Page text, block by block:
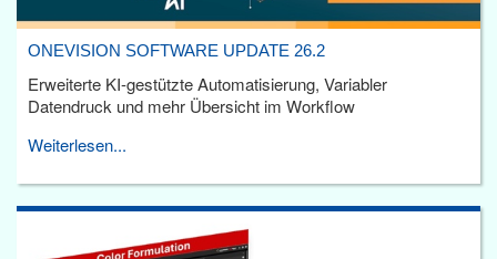
ONEVISION SOFTWARE UPDATE 26.2
Erweiterte KI-gestützte Automatisierung, Variabler
Datendruck und mehr Übersicht im Workflow
Weiterlesen...